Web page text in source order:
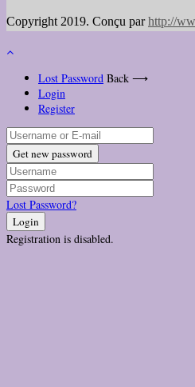
Copyright 2019. Conçu parhttp://
Lost Password Back ⟶
Login
Register
Get new password
Lost Password?
Login
Registration is disabled.